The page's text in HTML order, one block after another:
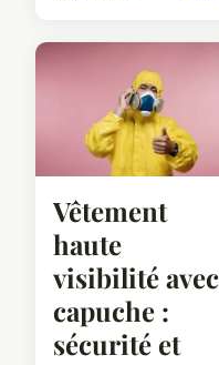
Vêtement
haute
visibilité avec
capuche :
sécurité et